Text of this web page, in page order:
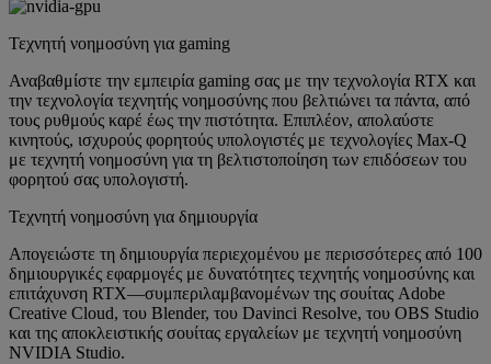
Τεχνητή νοημοσύνη για gaming
Αναβαθμίστε την εμπειρία gaming σας με την τεχνολογία RTX και
την τεχνολογία τεχνητής νοημοσύνης που βελτιώνει τα πάντα, από
τους ρυθμούς καρέ έως την πιστότητα. Επιπλέον, απολαύστε
κινητούς, ισχυρούς φορητούς υπολογιστές με τεχνολογίες Max-Q
με τεχνητή νοημοσύνη για τη βελτιστοποίηση των επιδόσεων του
φορητού σας υπολογιστή.
Τεχνητή νοημοσύνη για δημιουργία
Απογειώστε τη δημιουργία περιεχομένου με περισσότερες από 100
δημιουργικές εφαρμογές με δυνατότητες τεχνητής νοημοσύνης και
επιτάχυνση RTX—συμπεριλαμβανομένων της σουίτας Adobe
Creative Cloud, του Blender, του Davinci Resolve, του OBS Studio
και της αποκλειστικής σουίτας εργαλείων με τεχνητή νοημοσύνη
NVIDIA Studio.